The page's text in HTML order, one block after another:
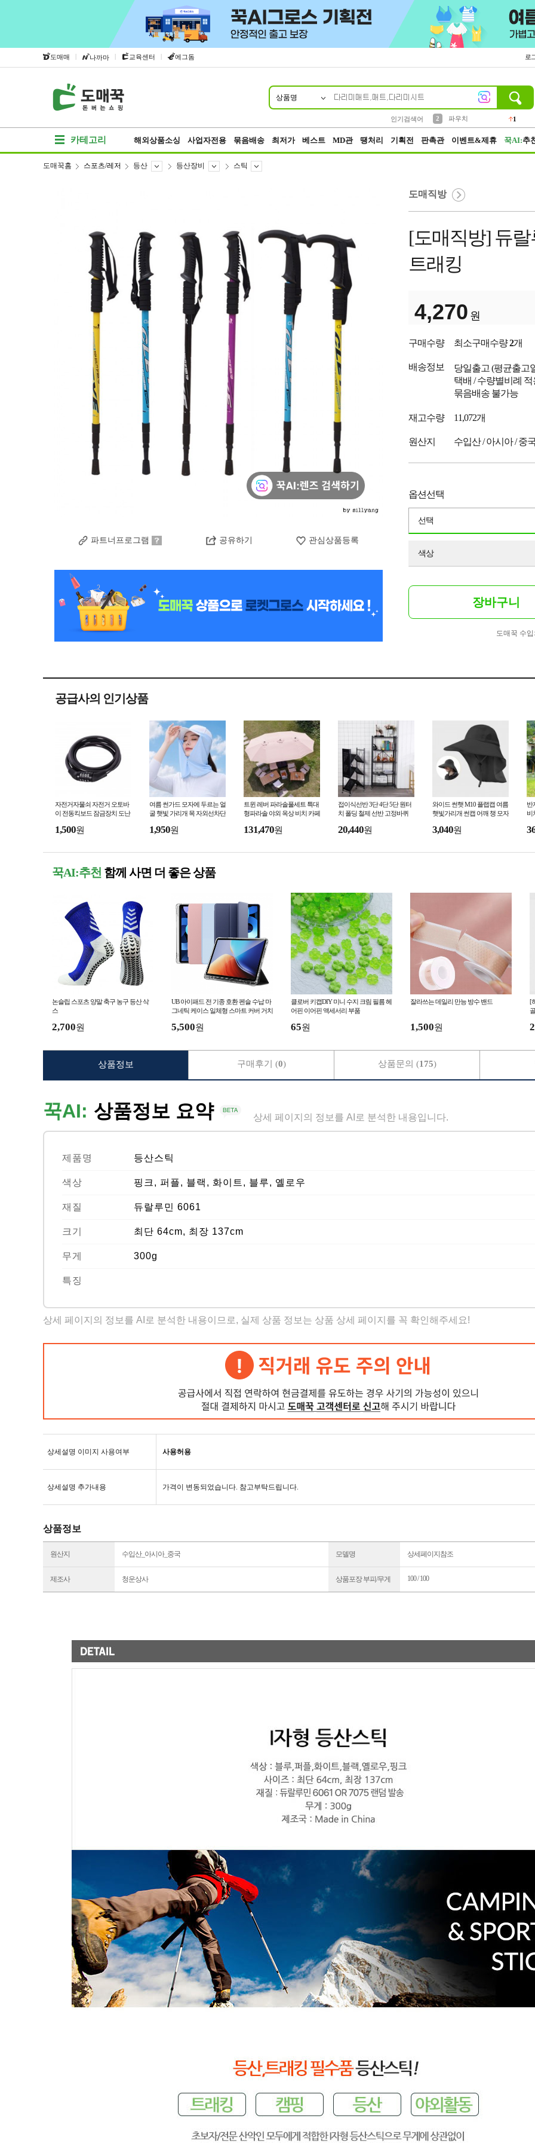
도매매 | 나까마 | 교육센터 | 에그돔 로
상품명
인기검색어
2
파우치
1
카테고리 해외상품소싱 사업자전용 묶음배송 최저가 베스트 MD관 땡처리 기획전 판촉관 이벤트&제휴 꾹AI:추
도매꾹홈 스포츠/레저 등산 등산장비 스틱
파트너프로그램 공유하기 관심상품등록
도매직방
[도매직방] 듀
트래킹
4,270 원
구매수량 최소구매수량2개
배송정보 당일출고 (평균출고
택배 / 수량별비례 적
묶음배송 불가능
재고수량 11,072개
원산지 수입산 / 아시아 / 중
옵션선택
선택
색상
장바구니
도매꾹 수
공급사의 인기상품
자전거자물쇠 자전거 오토바
이 전동킥보드 잠금장치 도난
쇠 강철 와이어
1,500원
여름 썬가드 모자에 두르는 얼
굴 햇빛 가리개 목 자외선차단
1,950원
트윈 레버 파라솔풀세트 특대
형파라솔 야외 옥상 비치 카페
131,470원
접이식선반 3단 4단 5단 원터
치 폴딩 철제 선반 고정바퀴
재 거실 주방수납
20,440원
와이드 썬햇 M10 플랩캡 여름
햇빛가리개 썬캡 어깨 챙 모자
3,040원
반
비
꾹AI:추천 함께 사면 더 좋은 상품
논슬립 스포츠 양말 축구 농구 등산 삭
스
2,700원
UB 아이패드 전 기종 호환 펜슬 수납 마
그네틱 케이스 일체형 스마트 커버 거치
5,500원
클로버 키캡DIY 미니 수지 크림 필름 헤
어핀 이어핀 액세서리 부품
65원
잘라쓰는 데일리 만능 방수 밴드
1,500원
[
꾹AI: 상품정보 요약 상세 페이지의 정보를 AI로 분석한 내용입니다.
제품명 등산스틱
색상 핑크, 퍼플, 블랙, 화이트, 블루, 옐로우
재질 듀랄루민 6061
크기 최단 64cm, 최장 137cm
무게 300g
특징
상세 페이지의 정보를 AI로 분석한 내용이므로, 실제 상품 정보는 상품 상세 페이지를 꼭 확인해주세요!
상세설명 이미지 사용여부 사용허용
상세설명 추가내용 가격이 변동되었습니다. 참고부탁드립니다.
상품정보
원산지 수입산_아시아_중국 모델명 상세페이지참조
제조사 청운상사 상품포장 부피/무게 100 / 100
상품정보 구매후기 (0) 상품문의 (175)